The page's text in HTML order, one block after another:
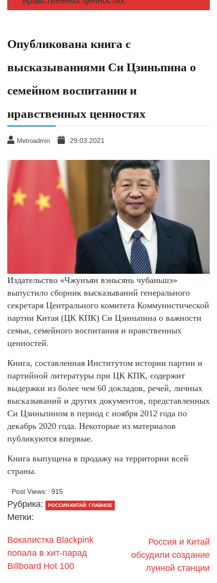
Опубликована книга с
высказываниями Си Цзиньпина о
семейном воспитании и
нравственных ценностях
Metroadmin 29.03.2021
Издательство «Чжунъян вэньсянь чубаньшэ»
выпустило сборник высказываний генерального
секретаря Центрального комитета Коммунистической
партии Китая (ЦК КПК) Си Цзиньпина о важности
семьи, семейного воспитания и нравственных
ценностей.
Книга, составленная Институтом истории партии и
партийной литературы при ЦК КПК, содержит
выдержки из более чем 60 докладов, речей, личных
высказываний и других документов, представленных
Си Цзиньпином в период с ноября 2012 года по
декабрь 2020 года. Некоторые из материалов
публикуются впервые.
Книга выпущена в продажу на территории всей
страны.
Post Views: 915
Рубрика: РОССИЯ-КИТАЙ: ГЛАВНОЕ
Метки:
Вокалистка Blackpink
попала в хит-парад
Billboard Hot 100
Россия и Китай
обсудили создание
лунной станции